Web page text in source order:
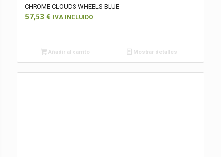
CHROME CLOUDS WHEELS BLUE
57,53 € IVA INCLUIDO
Añadir al carrito Mostrar detalles